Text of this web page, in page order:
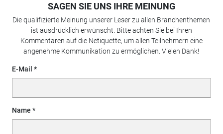
SAGEN SIE UNS IHRE MEINUNG
Die qualifizierte Meinung unserer Leser zu allen Branchenthemen
ist ausdrücklich erwünscht. Bitte achten Sie bei Ihren
Kommentaren auf die Netiquette, um allen Teilnehmern eine
angenehme Kommunikation zu ermöglichen. Vielen Dank!
E-Mail
Name